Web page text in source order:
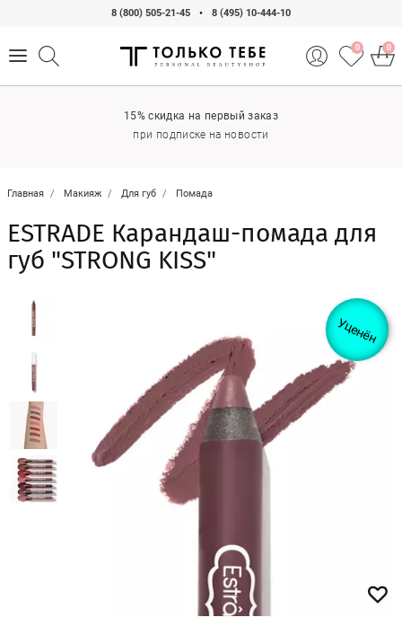
8 (800) 505-21-45 • 8 (495) 10-444-10
0 0
15% скидка на первый заказ
при подписке на новости
Главная Макияж Для губ Помада
ESTRADE Карандаш-помада для
губ "STRONG KISS"
Уценён